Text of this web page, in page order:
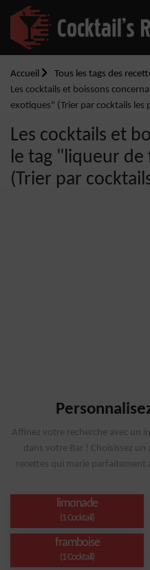
Accueil
Tous les tags des
Les cocktails et boissons
exotiques" (Trier par cocktails les
Les cocktails et
le tag "liqueur
(Trier par
Affinez votre recherche avec un
dans votre Bar ! Choisissez
recettes qui marie parfaitement
limonade
(1 Cocktail)
framboise
(1 Cocktail)